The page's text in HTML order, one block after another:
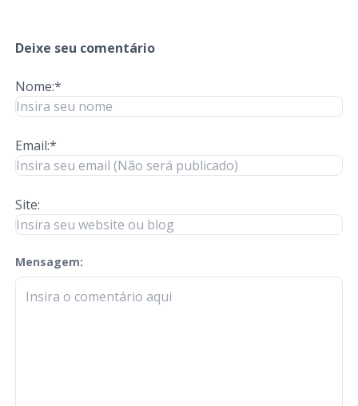
Deixe seu comentário
Nome:*
Email:*
Site:
Mensagem:
check-terms